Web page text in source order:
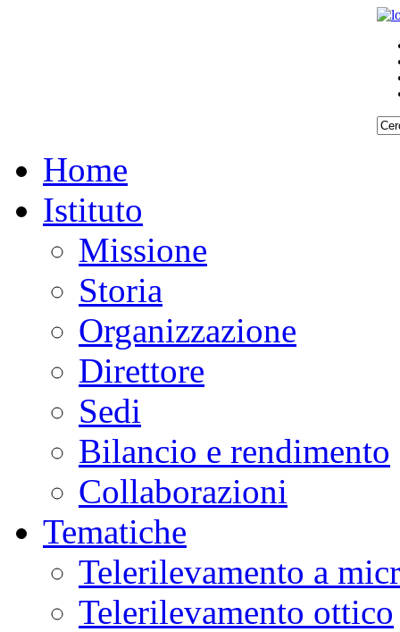
Home
Istituto
Missione
Storia
Organizzazione
Direttore
Sedi
Bilancio e rendimento
Collaborazioni
Tematiche
Telerilevamento a
Telerilevamento ottico